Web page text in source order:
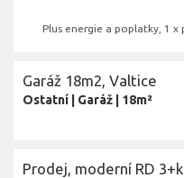
Plus energie a poplatky, 1 x
Garáž 18m2, Valtice
Ostatní Garáž 18m²
Prodej, moderní RD